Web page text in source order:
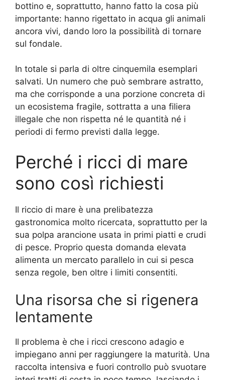
bottino e, soprattutto, hanno fatto la cosa più
importante: hanno rigettato in acqua gli animali
ancora vivi, dando loro la possibilità di tornare
sul fondale.
In totale si parla di oltre cinquemila esemplari
salvati. Un numero che può sembrare astratto,
ma che corrisponde a una porzione concreta di
un ecosistema fragile, sottratta a una filiera
illegale che non rispetta né le quantità né i
periodi di fermo previsti dalla legge.
Perché i ricci di mare
sono così richiesti
Il riccio di mare è una prelibatezza
gastronomica molto ricercata, soprattutto per la
sua polpa arancione usata in primi piatti e crudi
di pesce. Proprio questa domanda elevata
alimenta un mercato parallelo in cui si pesca
senza regole, ben oltre i limiti consentiti.
Una risorsa che si rigenera
lentamente
Il problema è che i ricci crescono adagio e
impiegano anni per raggiungere la maturità. Una
raccolta intensiva e fuori controllo può svuotare